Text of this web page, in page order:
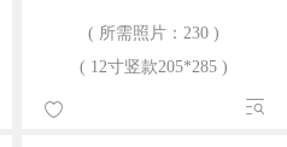
( 所需照片：230 )
( 12寸竖款205*285 )